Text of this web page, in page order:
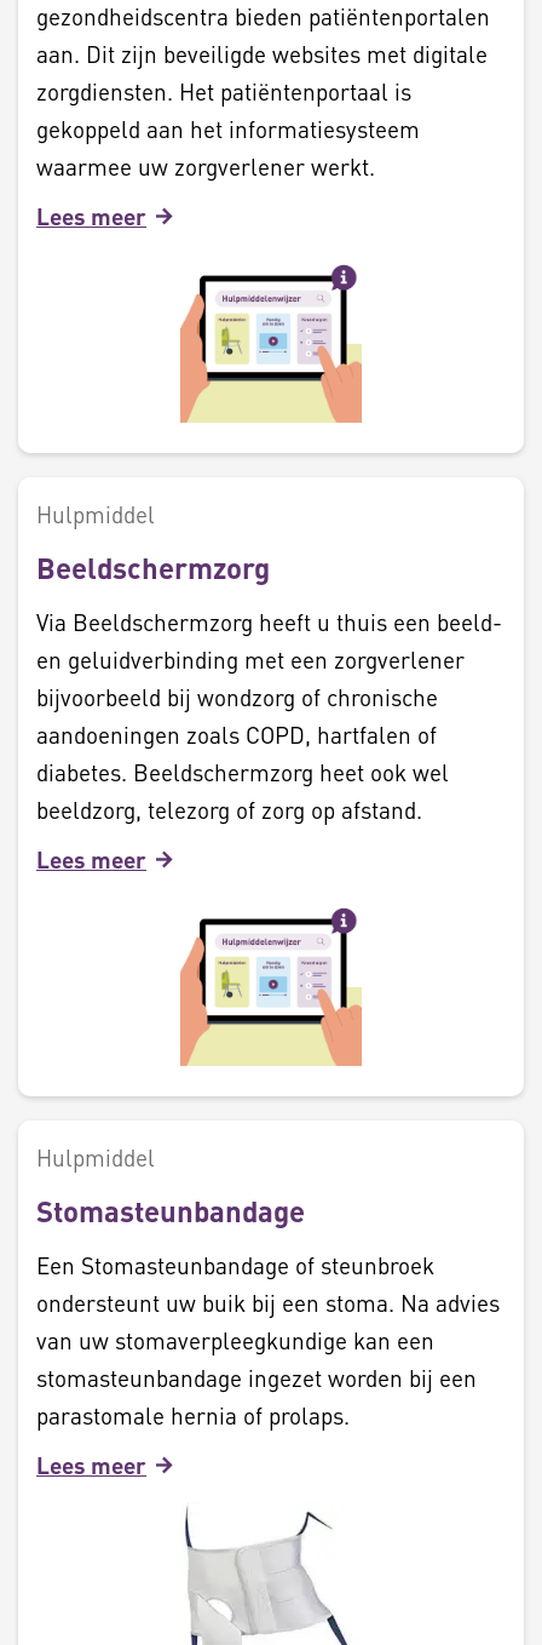
gezondheidscentra bieden patiëntenportalen
aan. Dit zijn beveiligde websites met digitale
zorgdiensten. Het patiëntenportaal is
gekoppeld aan het informatiesysteem
waarmee uw zorgverlener werkt.
Lees meer
Hulpmiddel
Beeldschermzorg
Via Beeldschermzorg heeft u thuis een beeld-
en geluidverbinding met een zorgverlener
bijvoorbeeld bij wondzorg of chronische
aandoeningen zoals COPD, hartfalen of
diabetes. Beeldschermzorg heet ook wel
beeldzorg, telezorg of zorg op afstand.
Lees meer
Hulpmiddel
Stomasteunbandage
Een Stomasteunbandage of steunbroek
ondersteunt uw buik bij een stoma. Na advies
van uw stomaverpleegkundige kan een
stomasteunbandage ingezet worden bij een
parastomale hernia of prolaps.
Lees meer